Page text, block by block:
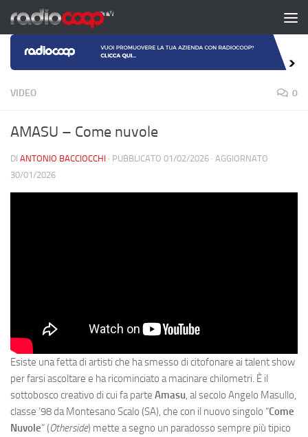
Salta al contenuto
VIDEO 0
AMASU – Come nuvole
DI ANTONIO BACCIOCCHI · PUBBLICATO 01/02/2026 · AGGIORNATO
30/01/2026
Esiste una fetta di artisti che ha smesso di citofonare ai talent show
per farsi ascoltare e ha ricominciato a macinare chilometri. È il
sottobosco creativo di cui fa parte Amasu, al secolo Angelo Masullo,
classe ’98 da Montesano Scalo (SA), che con il nuovo singolo “Come
Nuvole” (Otherside) mette a segno un paradosso sempre più tipico